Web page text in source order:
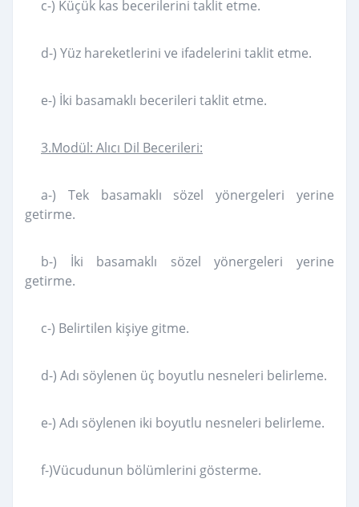
c-) Küçük kas becerilerini taklit etme.
d-) Yüz hareketlerini ve ifadelerini taklit etme.
e-) İki basamaklı becerileri taklit etme.
3.Modül: Alıcı Dil Becerileri:
a-) Tek basamaklı sözel yönergeleri yerine
getirme.
b-) İki basamaklı sözel yönergeleri yerine
getirme.
c-) Belirtilen kişiye gitme.
d-) Adı söylenen üç boyutlu nesneleri belirleme.
e-) Adı söylenen iki boyutlu nesneleri belirleme.
f-)Vücudunun bölümlerini gösterme.